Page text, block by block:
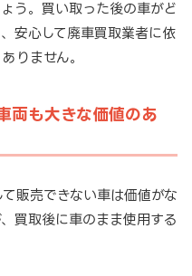
う。買い取った後の車がど
安心して廃車買取業者に依
りません。
両も大きな価値のあ
販売できない車は価値がな
買取後に車のまま使用する